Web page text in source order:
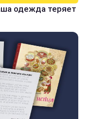
одежда теряет